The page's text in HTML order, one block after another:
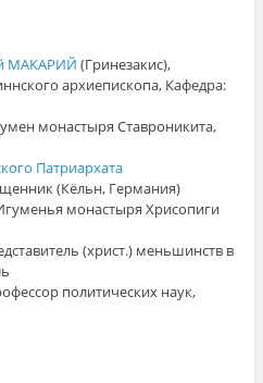
МАКАРИЙ (Гринезакис),
архиепископа, Кафедра:
монастыря Ставроникита,
Патриархата
(Кёльн, Германия)
монастыря Хрисопиги
(христ.) меньшинств в
политических наук,